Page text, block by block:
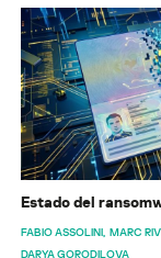
Estado del
FABIO ASSOLINI MARC
DARYA GORODILOVA